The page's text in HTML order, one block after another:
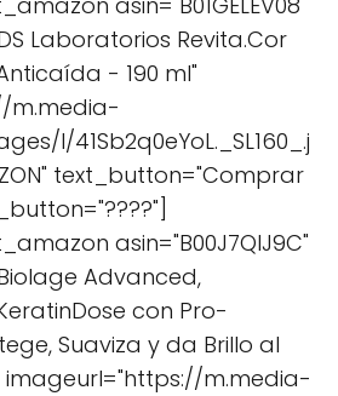
Laboratorios Revita.Cor
- 190 ml"
m.media-
I/41Sb2q0eYoL._SL160_.j
text_button="Comprar
asin="B00J7QIJ9C"
Advanced,
con Pro-
Suaviza y da Brillo al
imageurl="https://m.media-